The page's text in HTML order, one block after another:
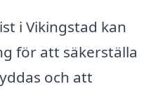
i Vikingstad kan
för att säkerställa
och att